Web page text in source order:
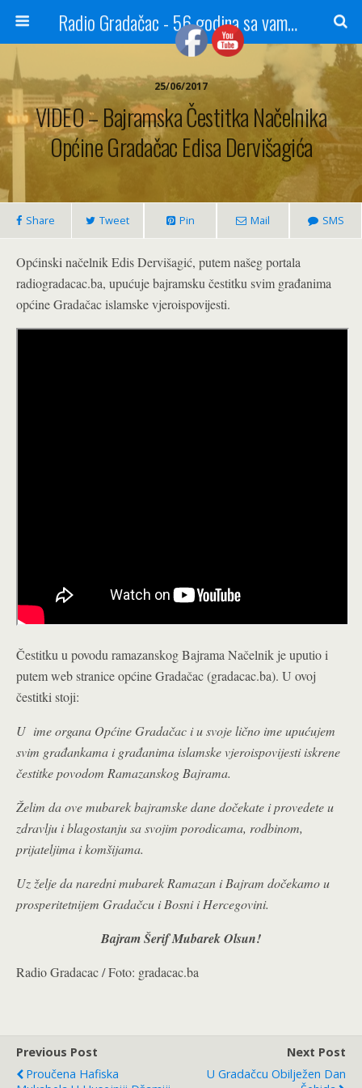
Radio Gradačac - 56 godina sa vama...
25/06/2017
VIDEO – Bajramska Čestitka Načelnika
Općine Gradačac Edisa Dervišagića
Share Tweet Pin Mail SMS
Općinski načelnik Edis Dervišagić, putem našeg portala
radiogradacac.ba, upućuje bajramsku čestitku svim građanima
općine Gradačac islamske vjeroispovijesti.
Čestitku u povodu ramazanskog Bajrama Načelnik je uputio i
putem web stranice općine Gradačac (gradacac.ba). U ovoj
čestitki stoji:
U ime organa Općine Gradačac i u svoje lično ime upućujem
svim građankama i građanima islamske vjeroispovijesti iskrene
čestitke povodom Ramazanskog Bajrama.
Želim da ove mubarek bajramske dane dočekate i provedete u
zdravlju i blagostanju sa svojim porodicama, rodbinom,
prijateljima i komšijama.
Uz želje da naredni mubarek Ramazan i Bajram dočekamo u
prosperitetnijem Gradačcu i Bosni i Hercegovini.
Bajram Šerif Mubarek Olsun!
Radio Gradacac / Foto: gradacac.ba
Previous Post
Proučena Hafiska
Next Post
U Gradačcu Obilježen Dan